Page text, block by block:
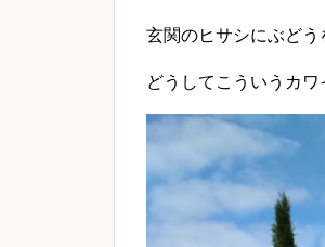
玄関のヒサシにぶどう
どうしてこういうカ